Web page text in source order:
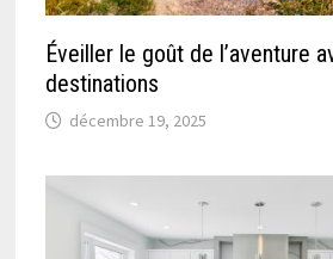
Éveiller le goût de l’aventure
destinations
décembre 19, 2025